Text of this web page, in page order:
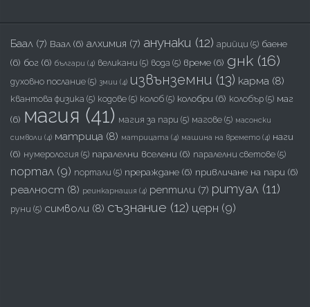
Баал (7) Ваал (6) алхимия (7) анунаки (12) арийци (5) баене
(6) бог (6) българи (4) великани (5) вода (5) време (6) днк (16)
духовно послание (5) змии (4) извънземни (13) карма (8)
квантова физика (5) кодове (5) колоб (5) колобри (6) колобър (5) маг
(6) магия (41) магия за пари (5) магове (5) масонски
символи (4) матрица (8) матрицата (4) машина на времето (4) наги
(6) нумерология (5) паралелни вселени (6) паралелни светове (5)
портал (9) портали (5) прераждане (6) привличане на пари (6)
реалност (8) реинкарнация (4) рептили (7) ритуал (11)
руни (5) символи (8) съзнание (12) церн (9)